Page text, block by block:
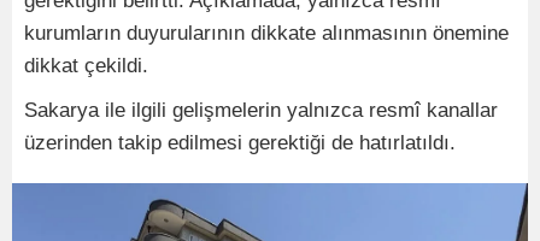
kurumların duyurularının dikkate alınmasının önemine
dikkat çekildi.
Sakarya ile ilgili gelişmelerin yalnızca resmî kanallar
üzerinden takip edilmesi gerektiği de hatırlatıldı.